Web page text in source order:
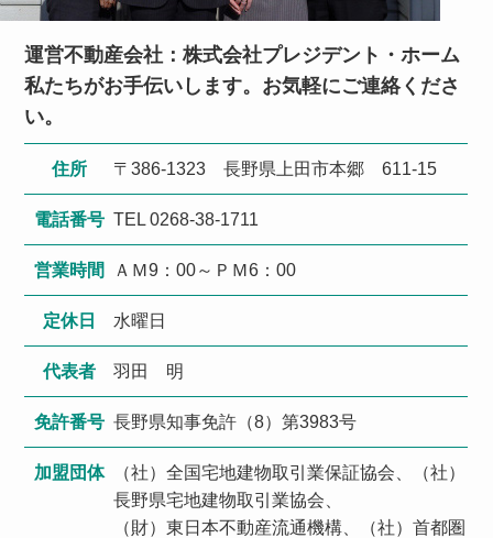
運営不動産会社：株式会社プレジデント・ホーム
私たちがお手伝いします。お気軽にご連絡くださ
い。
住所 〒386-1323 長野県上田市本郷 611-15
電話番号 TEL 0268-38-1711
営業時間 ＡＭ9：00～ＰＭ6：00
定休日 水曜日
代表者 羽田 明
免許番号 長野県知事免許（8）第3983号
加盟団体
（社）全国宅地建物取引業保証協会、（社）
長野県宅地建物取引業協会、
（財）東日本不動産流通機構、（社）首都圏